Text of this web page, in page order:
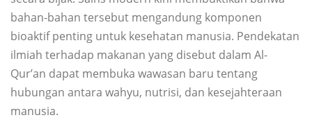
bahan-bahan tersebut mengandung komponen
bioaktif penting untuk kesehatan manusia. Pendekatan
ilmiah terhadap makanan yang disebut dalam Al-
Qur’an dapat membuka wawasan baru tentang
hubungan antara wahyu, nutrisi, dan kesejahteraan
manusia.